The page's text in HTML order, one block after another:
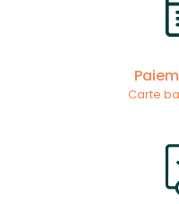
Carte